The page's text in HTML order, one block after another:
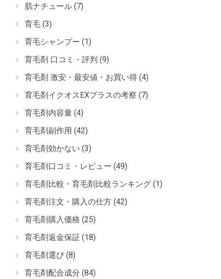
肌ナチュール (7)
育毛 (3)
育毛シャンプー (1)
育毛剤 口コミ・評判 (9)
育毛剤 激安・最安値・お買い得 (4)
育毛剤イクオスEXプラスの考察 (7)
育毛剤内容量 (4)
育毛剤副作用 (42)
育毛剤効かない (3)
育毛剤口コミ・レビュー (49)
育毛剤比較・育毛剤比較ランキング (1)
育毛剤注文・購入の仕方 (42)
育毛剤購入価格 (25)
育毛剤返金保証 (18)
育毛剤選び (8)
育毛剤配合成分 (84)